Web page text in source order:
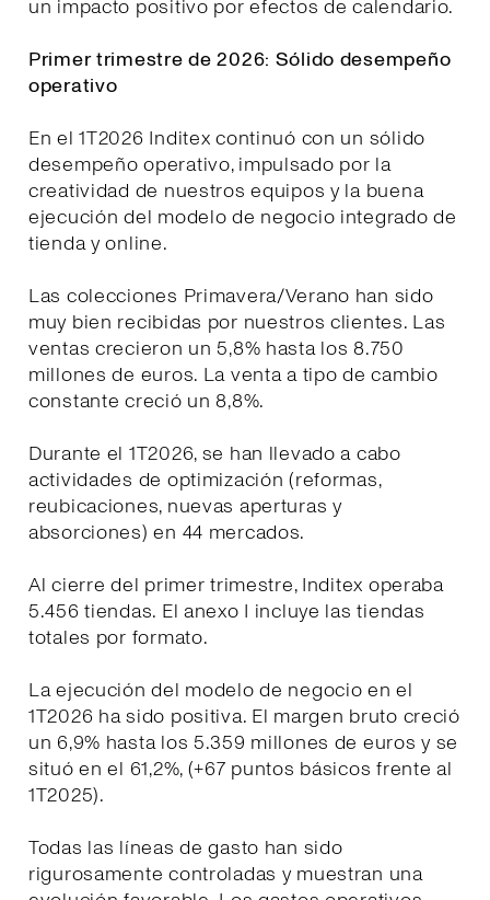
un impacto positivo por efectos de calendario.
Primer trimestre de 2026: Sólido desempeño
operativo
En el 1T2026 Inditex continuó con un sólido
desempeño operativo, impulsado por la
creatividad de nuestros equipos y la buena
ejecución del modelo de negocio integrado de
tienda y online.
Las colecciones Primavera/Verano han sido
muy bien recibidas por nuestros clientes. Las
ventas crecieron un 5,8% hasta los 8.750
millones de euros. La venta a tipo de cambio
constante creció un 8,8%.
Durante el 1T2026, se han llevado a cabo
actividades de optimización (reformas,
reubicaciones, nuevas aperturas y
absorciones) en 44 mercados.
Al cierre del primer trimestre, Inditex operaba
5.456 tiendas. El anexo I incluye las tiendas
totales por formato.
La ejecución del modelo de negocio en el
1T2026 ha sido positiva. El margen bruto creció
un 6,9% hasta los 5.359 millones de euros y se
situó en el 61,2%, (+67 puntos básicos frente al
1T2025).
Todas las líneas de gasto han sido
rigurosamente controladas y muestran una